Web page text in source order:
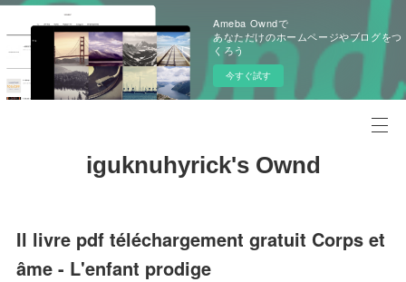
Ameba Owndで
あなただけのホームページやブログをつ
くろう
今すぐ試す
iguknuhyrick's Ownd
Il livre pdf téléchargement gratuit Corps et
âme - L'enfant prodige